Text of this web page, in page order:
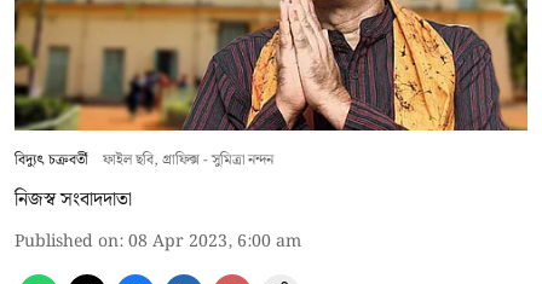
বিদ্যুৎ চক্রবর্তী ফাইল ছবি, গ্রাফিক্স - সুমিত্রা নন্দন
নিজস্ব সংবাদদাতা
Published on:08 Apr 2023, 6:00 am